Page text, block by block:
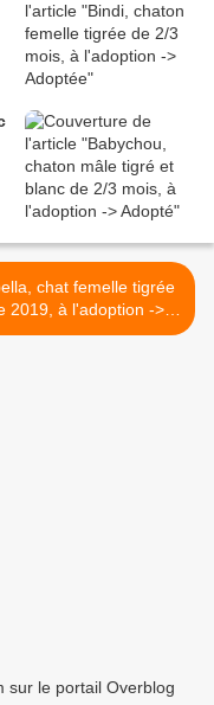
chat femelle tigrée
2019, à l'adoption ->
adoptée >
sur le portail Overblog